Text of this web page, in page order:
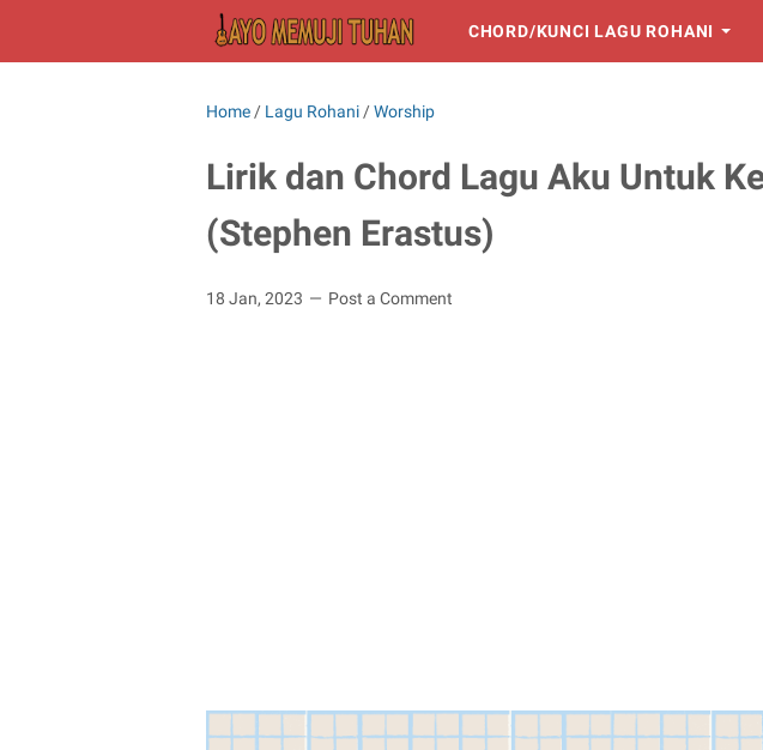
CHORD/KUNCI LAGU ROHANI
Home / Lagu Rohani /Worship
Lirik dan Chord Lagu Aku Untuk
(Stephen Erastus)
18 Jan, 2023 Post a Comment